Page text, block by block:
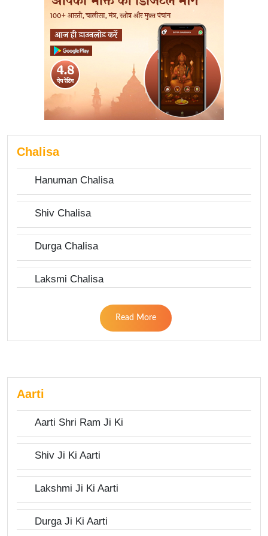
Chalisa
Hanuman Chalisa
Shiv Chalisa
Durga Chalisa
Laksmi Chalisa
Read More
Aarti
Aarti Shri Ram Ji Ki
Shiv Ji Ki Aarti
Lakshmi Ji Ki Aarti
Durga Ji Ki Aarti